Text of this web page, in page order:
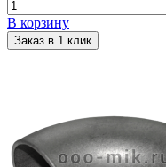
В корзину
Заказ в 1 клик